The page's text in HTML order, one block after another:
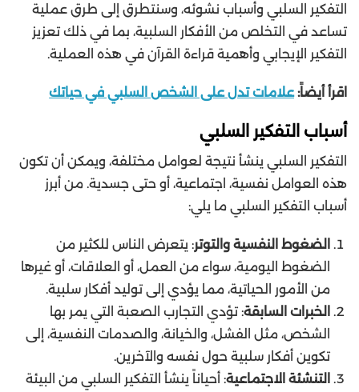
التفكير السلبي وأسباب نشوئه، وسنتطرق إلى طرق عملية
تساعد في التخلص من الأفكار السلبية، بما في ذلك تعزيز
التفكير الإيجابي وأهمية قراءة القرآن في هذه العملية.
اقرأ أيضاً:علامات تدل على الشخص السلبي في حياتك
أسباب التفكير السلبي
التفكير السلبي ينشأ نتيجة لعوامل مختلفة، ويمكن أن تكون
هذه العوامل نفسية، اجتماعية، أو حتى جسدية. من أبرز
أسباب التفكير السلبي ما يلي:
الضغوط النفسية والتوتر: يتعرض الناس للكثير من
الضغوط اليومية، سواء من العمل، أو العلاقات، أو غيرها
من الأمور الحياتية، مما يؤدي إلى توليد أفكار سلبية.
الخبرات السابقة: تؤدي التجارب الصعبة التي يمر بها
الشخص، مثل الفشل، والخيانة، والصدمات النفسية، إلى
تكوين أفكار سلبية حول نفسه والآخرين.
التنشئة الاجتماعية: أحياناً ينشأ التفكير السلبي من البيئة